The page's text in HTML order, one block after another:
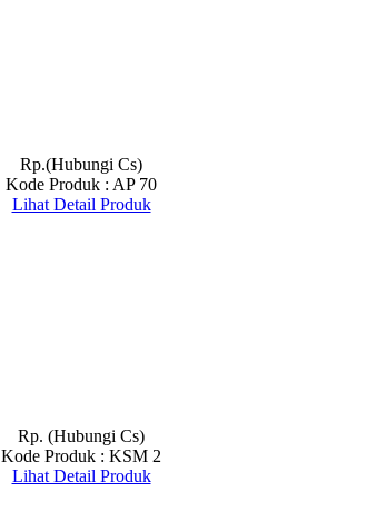
Rp.(Hubungi Cs)
Kode Produk : AP 70
Lihat Detail Produk
Rp. (Hubungi Cs)
Kode Produk : KSM 2
Lihat Detail Produk